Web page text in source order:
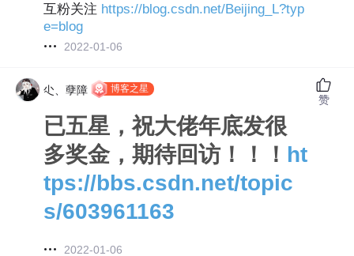
互粉关注 https://blog.csdn.net/Beijing_L?typ
e=blog
2022-01-06
尐、孽障 博客之星
已五星，祝大佬年底发很
多奖金，期待回访！！！ ht
tps://bbs.csdn.net/topic
s/603961163
2022-01-06
赞